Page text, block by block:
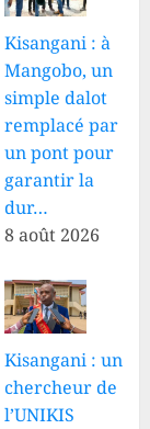
Kisangani : à
Mangobo, un
simple dalot
remplacé par
un pont pour
garantir la
dur…
8 août 2026
Kisangani : un
chercheur de
l’UNIKIS